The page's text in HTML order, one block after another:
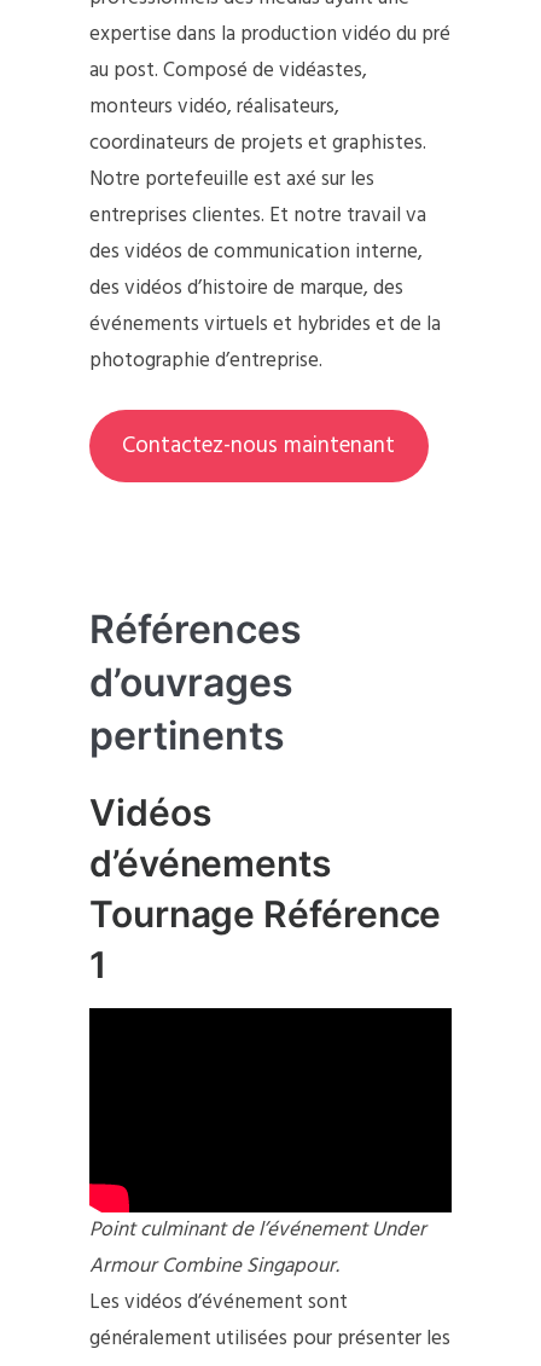
expertise dans la production vidéo du pré
au post. Composé de vidéastes,
monteurs vidéo, réalisateurs,
coordinateurs de projets et graphistes.
Notre portefeuille est axé sur les
entreprises clientes. Et notre travail va
des vidéos de communication interne,
des vidéos d’histoire de marque, des
événements virtuels et hybrides et de la
photographie d’entreprise.
Contactez-nous maintenant
Références
d’ouvrages
pertinents
Vidéos
d’événements
Tournage Référence
1
Point culminant de l’événement Under
Armour Combine Singapour.
Les vidéos d’événement sont
généralement utilisées pour présenter les